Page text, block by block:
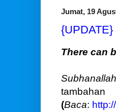
Jumat, 19
There can
(Baca: